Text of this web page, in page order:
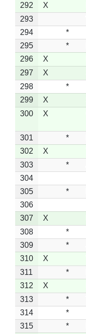
292
X
293
294
*
295
*
296
X
297
X
298
*
299
X
300
X
301 *
302
X
303
*
304
305
*
306
307
X
308
*
309
*
310
X
311
*
312
X
313
*
314
*
315
*